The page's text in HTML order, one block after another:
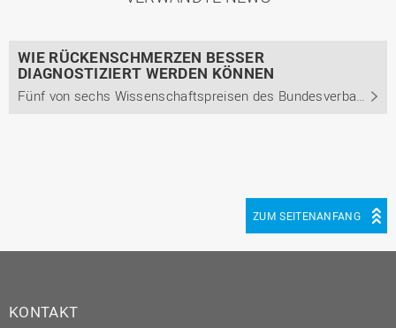
WIE RÜCKENSCHMERZEN BESSER
DIAGNOSTIZIERT WERDEN KÖNNEN
Fünf von sechs Wissenschaftspreisen des Bundesverbandes der selbstständigen Physiotherapeuten gehen an Absolventinnen und Absolventen der Hochschule Osnabrück
ZUM SEITENANFANG
KONTAKT